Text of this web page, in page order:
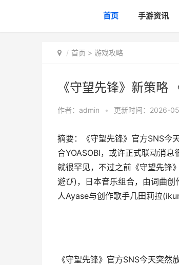
首页 手游资讯
首页 > 游戏攻略
《守望先锋》新策略
作者： admin • 更新时间：2026-
摘要：《守望先锋》官方SNS今
合YOASOBI，或许正式联动消
就很罕见，不过之前《守望先锋
遊び)，日本音乐组合，由词曲
人Ayase与创作歌手几田莉拉
《守望先锋》官方SNS今天突